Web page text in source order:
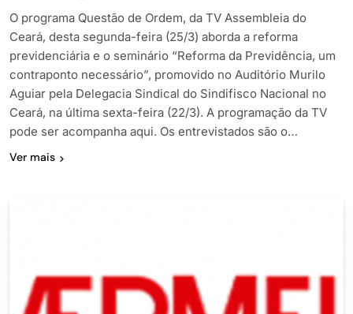
O programa Questão de Ordem, da TV Assembleia do
Ceará, desta segunda-feira (25/3) aborda a reforma
previdenciária e o seminário “Reforma da Previdência, um
contraponto necessário”, promovido no Auditório Murilo
Aguiar pela Delegacia Sindical do Sindifisco Nacional no
Ceará, na última sexta-feira (22/3). A programação da TV
pode ser acompanha aqui. Os entrevistados são o…
Ver mais